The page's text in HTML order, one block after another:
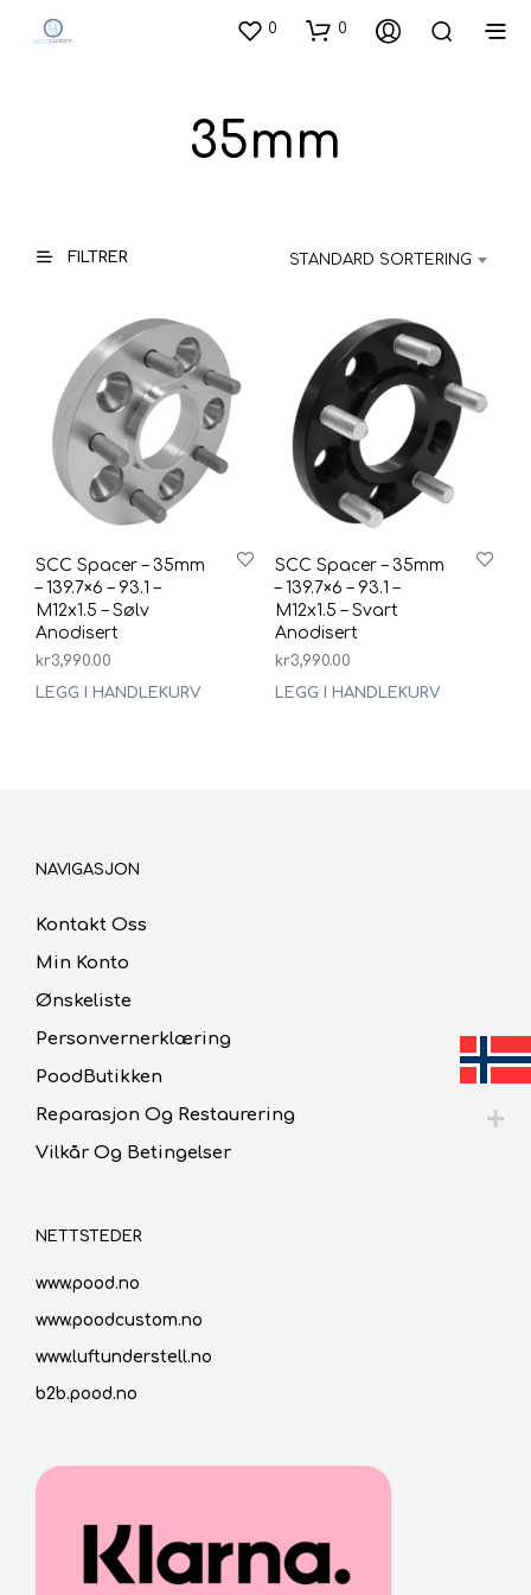
0 0
35mm
FILTRER STANDARD SORTERING
SCC Spacer – 35mm
– 139.7×6 – 93.1 –
M12x1.5 – Sølv
Anodisert
kr3,990.00
LEGG I HANDLEKURV
SCC Spacer – 35mm
– 139.7×6 – 93.1 –
M12x1.5 – Svart
Anodisert
kr3,990.00
LEGG I HANDLEKURV
NAVIGASJON
Kontakt Oss
Min Konto
Ønskeliste
Personvernerklæring
PoodButikken
Reparasjon Og Restaurering
Vilkår Og Betingelser
NETTSTEDER
www.pood.no
www.poodcustom.no
www.luftunderstell.no
b2b.pood.no